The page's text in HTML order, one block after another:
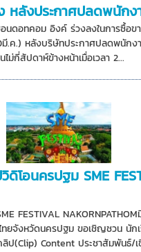
หลังประกาศปลดพนักง
นดอทคอม อิงค์ ร่วงลงในการซื้อข
.ค.) หลังบริษัทประกาศปลดพนักง
ม่กี่สัปดาห์ข้างหน้าเมื่อเวลา 2...
ดิโอนครปฐม SME
FESTIVAL NAKORNPATHOM
ทยจังหวัดนครปฐม ขอเชิญชวน นัก
ป(Clip) Content ประชาสัมพันธ์/